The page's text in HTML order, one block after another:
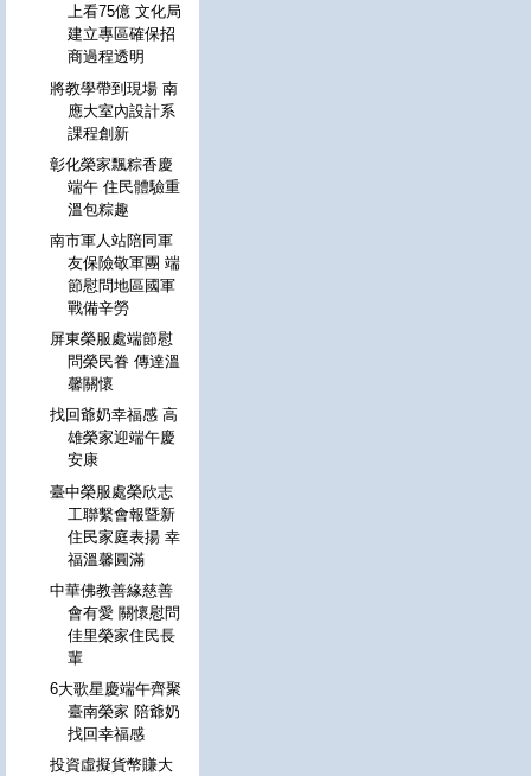
上看75億 文化局
建立專區確保招
商過程透明
將教學帶到現場 南
應大室內設計系
課程創新
彰化榮家飄粽香慶
端午 住民體驗重
溫包粽趣
南市軍人站陪同軍
友保險敬軍團 端
節慰問地區國軍
戰備辛勞
屏東榮服處端節慰
問榮民眷 傳達溫
馨關懷
找回爺奶幸福感 高
雄榮家迎端午慶
安康
臺中榮服處榮欣志
工聯繫會報暨新
住民家庭表揚 幸
福溫馨圓滿
中華佛教善緣慈善
會有愛 關懷慰問
佳里榮家住民長
輩
6大歌星慶端午齊聚
臺南榮家 陪爺奶
找回幸福感
投資虛擬貨幣賺大